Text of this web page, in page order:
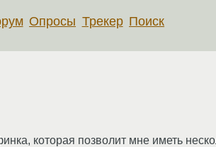
Опросы Трекер Поиск
которая позволит мне иметь